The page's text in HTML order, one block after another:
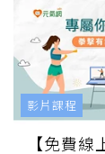
【免費
影片課程